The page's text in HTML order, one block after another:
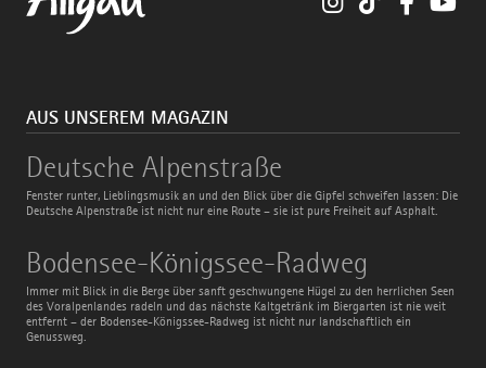
AUS UNSEREM MAGAZIN
Deutsche Alpenstraße
Fenster runter, Lieblingsmusik an und den Blick über die Gipfel schweifen lassen: Die
Deutsche Alpenstraße ist nicht nur eine Route – sie ist pure Freiheit auf Asphalt.
Deutsche
Alpenstraße
Bodensee-Königssee-Radweg
Immer mit Blick in die Berge über sanft geschwungene Hügel zu den herrlichen Seen
des Voralpenlandes radeln und das nächste Kaltgetränk im Biergarten ist nie weit
entfernt – der Bodensee-Königssee-Radweg ist nicht nur landschaftlich ein
Genussweg.
Bodensee-
Königssee-
Radweg